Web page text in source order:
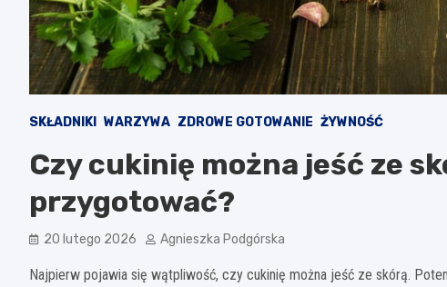
SKŁADNIKI WARZYWA ZDROWE GOTOWANIE ŻYWNOŚĆ
Czy cukinię można jeść ze
przygotować?
20 lutego 2026 Agnieszka Podgórska
Najpierw pojawia się wątpliwość, czy cukinię można jeść ze skórą.